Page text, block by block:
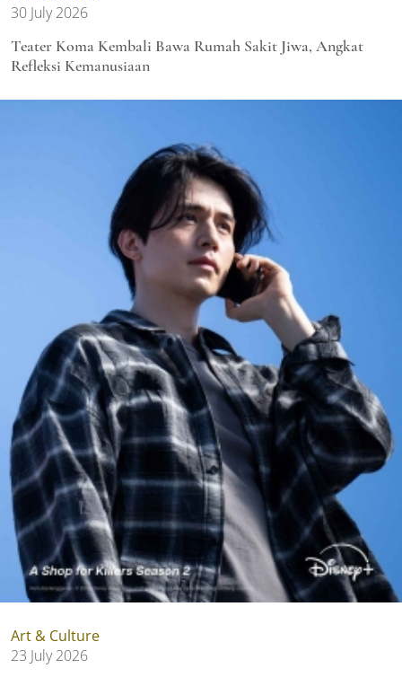
30 July 2026
Teater Koma Kembali Bawa Rumah Sakit Jiwa, Angkat
Refleksi Kemanusiaan
Art & Culture
23 July 2026